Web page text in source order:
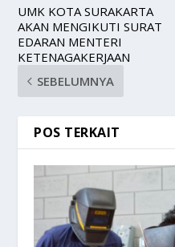
UMK KOTA SURAKARTA
AKAN MENGIKUTI SURAT
EDARAN MENTERI
KETENAGAKERJAAN
SEBELUMNYA
POS TERKAIT